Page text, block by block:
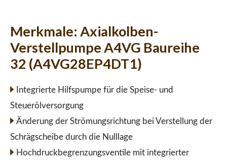
Merkmale: Axialkolben-
Verstellpumpe A4VG Baureihe
32 (A4VG28EP4DT1)
Integrierte Hilfspumpe für die Speise- und
Steuerölversorgung
Änderung der Strömungsrichtung bei Verstellung der
Schrägscheibe durch die Nulllage
Hochdruckbegrenzungsventile mit integrierter